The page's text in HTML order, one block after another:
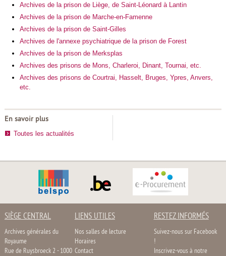
Archives de la prison de Liège, de Saint-Léonard à Lantin
Archives de la prison de Marche-en-Famenne
Archives de la prison de Saint-Gilles
Archives de l'annexe psychiatrique de la prison de Forest
Archives de la prison de Merksplas
Archives des prisons de Mons, Charleroi, Dinant, Tournai, etc.
Archives des prisons de Courtrai, Hasselt, Bruges, Ypres, Anvers,
etc.
En savoir plus
Toutes les actualités
SIÈGE CENTRAL
Archives générales du
Royaume
Rue de Ruysbroeck 2 - 1000
LIENS UTILES
Nos salles de lecture
Horaires
Contact
RESTEZ INFORMÉS
Suivez-nous sur Facebook
!
Inscrivez-vous à notre